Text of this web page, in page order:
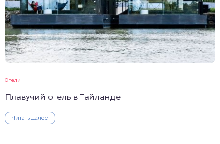
Отели
Плавучий отель в Тайланде
Читать далее